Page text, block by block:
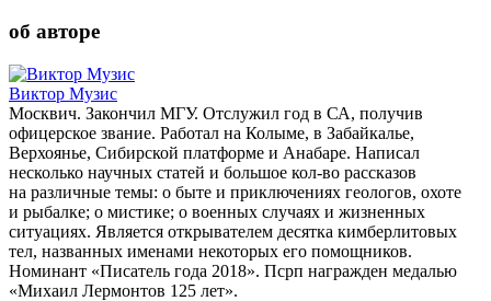
об авторе
Виктор Музис
Москвич. Закончил МГУ. Отслужил год в СА, получив
офицерское звание. Работал на Колыме, в Забайкалье,
Верхоянье, Сибирской платформе и Анабаре. Написал
несколько научных статей и большое кол-во рассказов
на различные темы: о быте и приключениях геологов, охоте
и рыбалке; о мистике; о военных случаях и жизненных
ситуациях. Является открывателем десятка кимберлитовых
тел, названных именами некоторых его помощников.
Номинант «Писатель года 2018». Псрп награжден медалью
«Михаил Лермонтов 125 лет».